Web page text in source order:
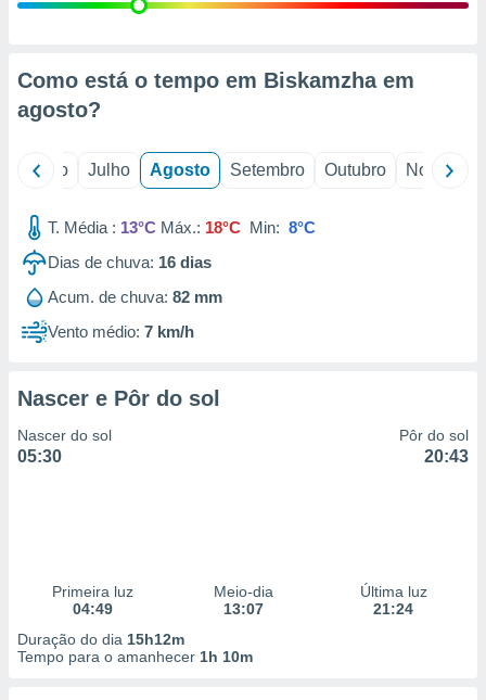
estudos
1199
Como está o tempo em Biskamzha em
agosto?
Junho Julho Agosto Setembro Outubro Novembro
T. Média : 13°C Máx.: 18°C Min: 8°C
Dias de chuva: 16 dias
Acum. de chuva: 82 mm
Vento médio: 7 km/h
Nascer e Pôr do sol
Nascer do sol
05:30
Pôr do sol
20:43
Primeira luz
04:49
Meio-dia
13:07
Última luz
21:24
Duração do dia 15h12m
Tempo para o amanhecer 1h 10m